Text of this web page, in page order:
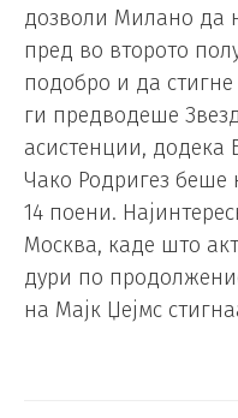
дозволи Милано да
пред во второто
подобро и да
ги предводеше
асистенции, додека
Чако Родригез беше
14 поени.
Москва, каде што
дури по
на Мајк Џејмс